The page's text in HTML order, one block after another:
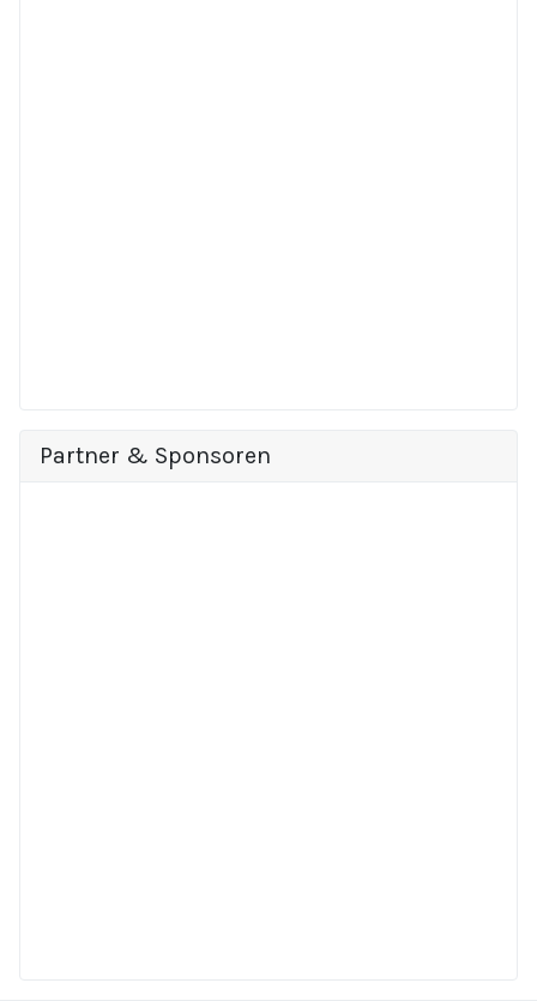
Partner & Sponsoren